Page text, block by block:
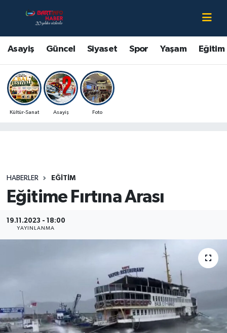
Asayiş Güncel Siyaset Spor Yaşam Eğitim
Kültür-Sanat Asayiş Foto
HABERLER EĞITIM
Eğitime Fırtına Arası
19.11.2023 - 18:00
YAYINLANMA
Asayiş
Bartın Hakkında
Çevre
Eğitim
Kültür-Sanat
Magazin
Sivil Toplum
Bartın Nöbetçi Eczaneler
Bartın Hava Durumu
Bartin Namaz Vakitleri
Bartın Trafik Yoğunluk Haritası
Son Dakika Haberleri
Haber Arşivi